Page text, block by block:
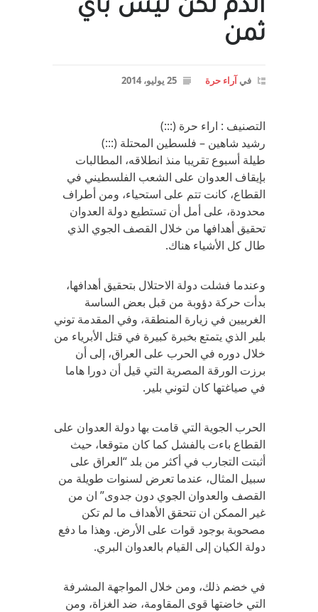
الدم لكن ليس بأي
ثمن
فيآراء حرة 25 يوليو، 2014
التصنيف : اراء حرة (:::)
رشيد شاهين – فلسطين المحتلة (:::)
طيلة أسبوع تقريبا منذ انطلاقه، المطالبات
بإيقاف العدوان على الشعب الفلسطيني في
القطاع، كانت تتم على استحياء، ومن أطراف
محدودة، على أمل أن تستطيع دولة العدوان
تحقيق أهدافها من خلال القصف الجوي الذي
طال كل الأشياء هناك.
وعندما فشلت دولة الاحتلال بتحقيق أهدافها،
بدأت حركة دؤوبة من قبل بعض الساسة
الغربيين في زيارة المنطقة، وفي المقدمة توني
بلير الذي يتمتع بخبرة كبيرة في قتل الأبرياء من
خلال دوره في الحرب على العراق، إلى أن
برزت الورقة المصرية التي قيل أن دورا هاما
في صياغتها كان لتوني بلير.
الحرب الجوية التي قامت بها دولة العدوان على
القطاع باءت بالفشل كما كان متوقعا، حيث
أثبتت التجارب في أكثر من بلد “العراق على
سبيل المثال، عندما تعرض لسنوات طويلة من
القصف والعدوان الجوي دون جدوى” ان من
غير الممكن ان تتحقق الأهداف ما لم تكن
مصحوبة بوجود قوات على الأرض. وهذا ما دفع
دولة الكيان إلى القيام بالعدوان البري.
في خضم ذلك، ومن خلال المواجهة المشرفة
التي خاضتها قوى المقاومة، ضد الغزاة، ومن